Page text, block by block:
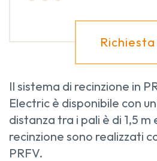
Il sistema di recinzione in
Electric è disponibile con
distanza tra i pali è di 1,5 m
recinzione sono realizzati
PRFV.